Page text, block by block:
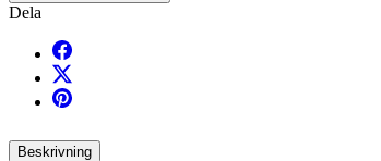
Dela
Beskrivning